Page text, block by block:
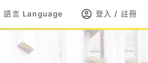
語言 Language account_circle 登入 / 註冊